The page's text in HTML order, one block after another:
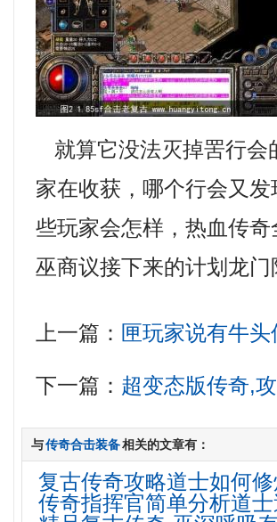
就算它没法灭掉罟行会
家在收获，哪个行会又
些玩家会怎样，热血传
巫商议接下来的计划龙门
上一篇： 匣玩家说有牛
下一篇： 超变态版传奇,
与传奇合击装备相关的文章有：
复古传奇攻略道士如何
传奇指挥官简单分析道士